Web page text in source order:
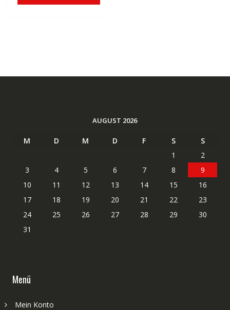
AUGUST 2026
M D M D F S
S
1
2
3
4 5 6 7 8
9
10
11 12 13 14 15
16
17
18 19 20 21 22
23
24
25 26 27 28 29
30
31
Menü
Mein Konto